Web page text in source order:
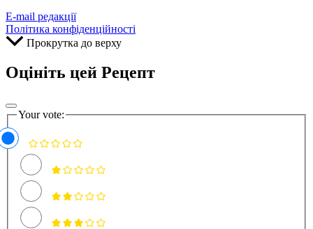
E-mail редакції
Політика конфіденційності
Прокрутка до верху
Оцініть цей Рецепт
Your vote: